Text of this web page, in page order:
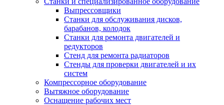
Выпрессовщики
Станки для обслуживания дисков,
барабанов, колодок
Станки для ремонта двигателей и
редукторов
Стенд для ремонта радиаторов
Стенды для проверки двигателей и их
систем
Компрессорное оборудование
Вытяжное оборудование
Оснащение рабочих мест